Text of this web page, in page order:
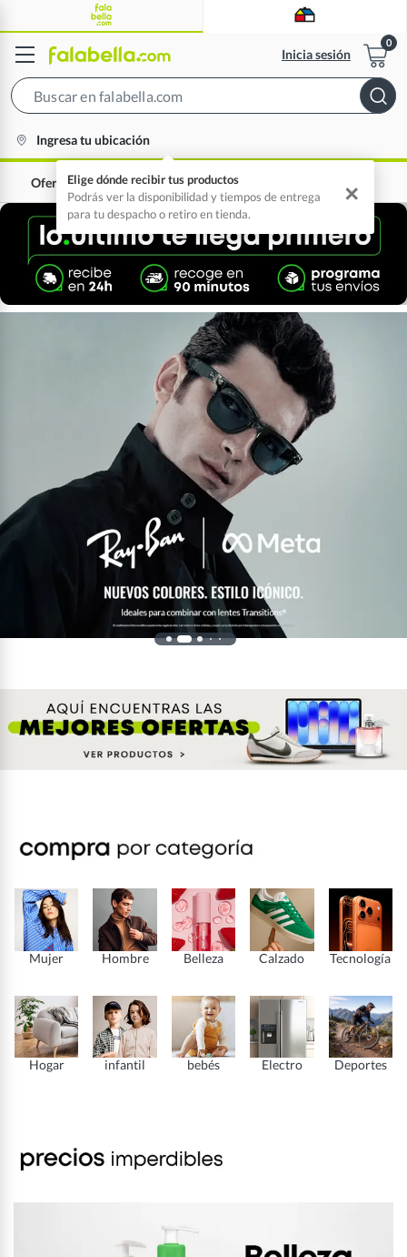
Inicia sesión
location-
icon
Ingresa tu ubicación
Elige dónde recibir tus productos
Podrás ver la disponibilidad y tiempos de entrega
para tu despacho o retiro en tienda.
✕
Ofertas 0% interés
Mujer Hombre Belleza Calzado Tecnología
Hogar infantil bebés Electro Deportes